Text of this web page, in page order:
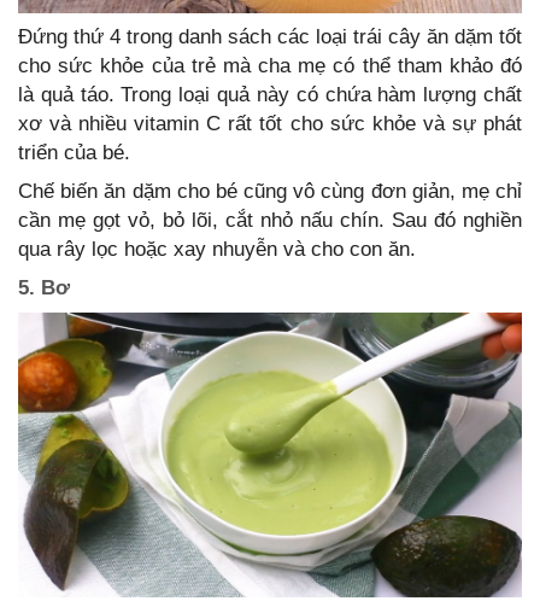
Đứng thứ 4 trong danh sách các loại trái cây ăn dặm tốt
cho sức khỏe của trẻ mà cha mẹ có thể tham khảo đó
là quả táo. Trong loại quả này có chứa hàm lượng chất
xơ và nhiều vitamin C rất tốt cho sức khỏe và sự phát
triển của bé.
Chế biến ăn dặm cho bé cũng vô cùng đơn giản, mẹ chỉ
cần mẹ gọt vỏ, bỏ lõi, cắt nhỏ nấu chín. Sau đó nghiền
qua rây lọc hoặc xay nhuyễn và cho con ăn.
5. Bơ